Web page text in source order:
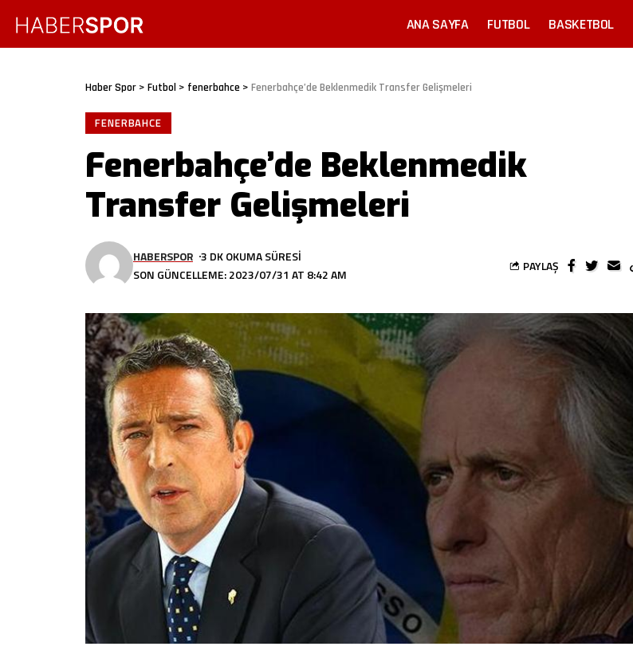
ANA SAYFA FUTBOL BASKETBOL
Haber Spor > Futbol > fenerbahce > Fenerbahçe’de Beklenmedik Transfer Gelişmeleri
FENERBAHCE
Fenerbahçe’de Beklenmedik
Transfer Gelişmeleri
SON GÜNCELLEME: 2023/07/31 AT 8:42 AM
HABERSPOR 3 DK OKUMA SÜRESI
PAYLAŞ